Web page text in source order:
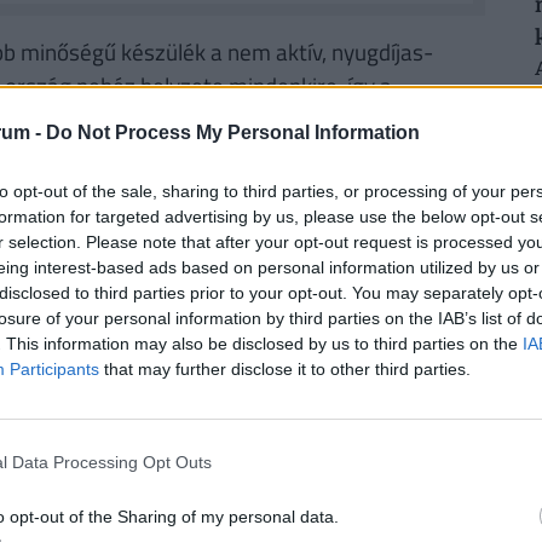
- Do Not Process My Personal Information
opt-out of the sale, sharing to third parties, or processing of your
for targeted advertising by us, please use the below opt-out
selection. Please note that after your opt-out request is processed
interest-based ads based on personal information utilized by us
to third parties prior to your opt-out. You may separately
of your personal information by third parties on the IAB’s list of
This information may also be disclosed by us to third parties on the
Participants that may further disclose it to other third parties.
Data Processing Opt Outs
opt-out of the Sharing of my personal data.
minőségű készülék a nem aktív, nyugdíjas-
nehéz helyzete mindenkire, így a
el - főleg nem akkor, amikor az Idősügyi
dolgozik - hogy a legjobb
az idősek szervezeteivel nem
ha jól akar hallani az öregember, fizesse
ezer tagot számláló Nyugdíjasklubok és